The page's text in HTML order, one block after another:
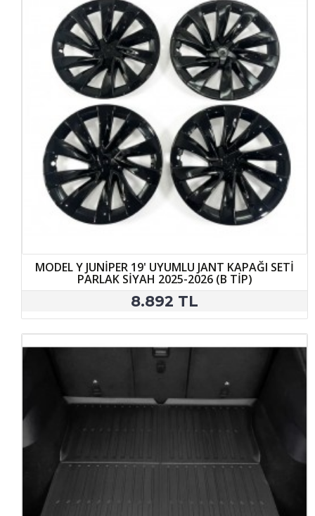
MODEL Y JUNİPER 19' UYUMLU JANT KAPAĞI SETİ
PARLAK SİYAH 2025-2026 (B TİP)
8.892 TL